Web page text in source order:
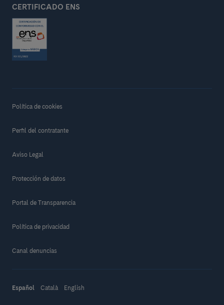
CERTIFICADO ENS
Política de cookies
Perfil del contratante
Aviso Legal
Protección de datos
Portal de Transparencia
Política de privacidad
Canal denuncias
Español Català English